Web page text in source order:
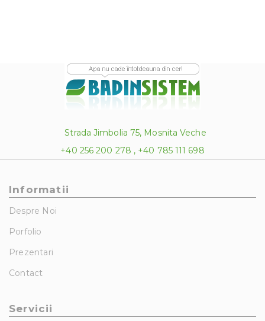
Strada Jimbolia 75, Mosnita Veche
+40 256 200 278 , +40 785 111 698
Informatii
Despre Noi
Porfolio
Prezentari
Contact
Servicii